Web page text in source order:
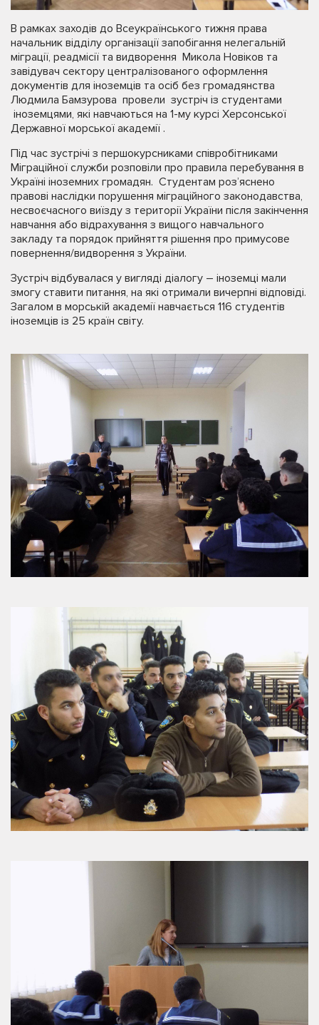
В рамках заходів до Всеукраїнського тижня права
начальник відділу організації запобігання нелегальній
міграції, реадмісії та видворення Микола Новіков та
завідувач сектору централізованого оформлення
документів для іноземців та осіб без громадянства
Людмила Бамзурова провели зустріч із студентами
іноземцями, які навчаються на 1-му курсі Херсонської
Державної морської академії .
Під час зустрічі з першокурсниками співробітниками
Міграційної служби розповіли про правила перебування в
Україні іноземних громадян. Студентам роз’яснено
правові наслідки порушення міграційного законодавства,
несвоєчасного виїзду з території України після закінчення
навчання або відрахування з вищого навчального
закладу та порядок прийняття рішення про примусове
повернення/видворення з України.
Зустріч відбувалася у вигляді діалогу – іноземці мали
змогу ставити питання, на які отримали вичерпні відповіді.
Загалом в морській академії навчається 116 студентів
іноземців із 25 країн світу.